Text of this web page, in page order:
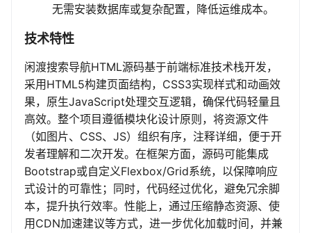
无需安装数据库或复杂配置，降低运维成本。
技术特性
闲渡搜索导航HTML源码基于前端标准技术栈开发，
采用HTML5构建页面结构，CSS3实现样式和动画效
果，原生JavaScript处理交互逻辑，确保代码轻量且
高效。整个项目遵循模块化设计原则，将资源文件
（如图片、CSS、JS）组织有序，注释详细，便于开
发者理解和二次开发。在框架方面，源码可能集成
Bootstrap或自定义Flexbox/Grid系统，以保障响应
式设计的可靠性；同时，代码经过优化，避免冗余脚
本，提升执行效率。性能上，通过压缩静态资源、使
用CDN加速建议等方式，进一步优化加载时间，并兼